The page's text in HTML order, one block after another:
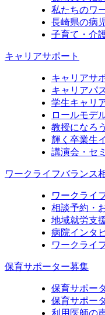
私たちのワ
長崎県の病
子育て・介
キャリアサポート
キャリアサ
キャリアパ
学生キャリ
ロールモデ
教授になろう
輝く卒業生
講演会・セ
ワークライフバランス
ワークライ
相談予約・
地域就労支
病院インタ
ワークライ
保育サポーター募集
保育サポー
保育サポー
利用医師の